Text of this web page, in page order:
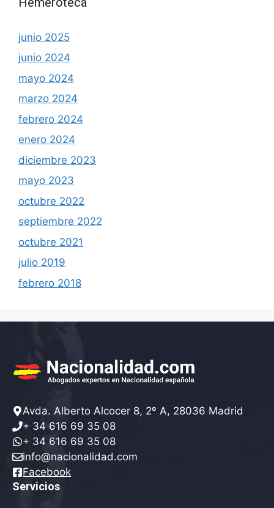
junio 2025
junio 2024
mayo 2024
marzo 2024
febrero 2024
enero 2024
diciembre 2023
mayo 2023
octubre 2022
septiembre 2022
octubre 2021
julio 2019
febrero 2018
Avda. Alberto Alcocer 8, 2º A, 28036 Madrid
+ 34 616 69 35 08
+ 34 616 69 35 08
info@nacionalidad.com
Facebook
Servicios